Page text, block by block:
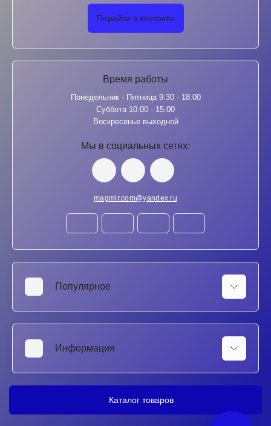
Перейти в контакты
Время работы
Понедельник - Пятница 9:30 - 18:00
Суббота 10:00 - 15:00
Воскресенье выходной
Мы в социальных сетях:
magmir.com@yandex.ru
Популярное
Клавиатуры для ноутбуков
Блоки питания для ноутбуков
Тестеры/Мультиметры
Информация
Ремонт Xbox в Ростове-на-Дону
Гарантия
Каталог товаров